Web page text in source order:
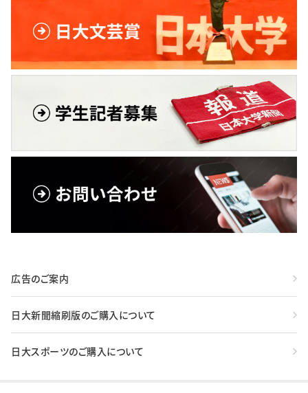
広告のご案内
日大新聞縮刷版のご購入について
日大スポーツのご購入について